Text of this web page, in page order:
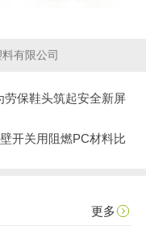
有限公司
保鞋头筑起安全新屏
开关用阻燃PC材料比
更多